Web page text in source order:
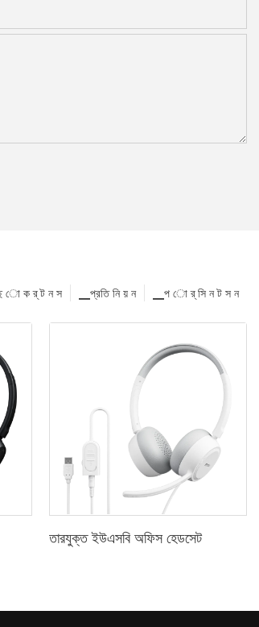
▁প ো র্ সি ন ট স ন
▁প্রতি নি য় ন
ো ক র্ ট ন স
তারযুক্ত ইউএসবি অফিস হেডসেট